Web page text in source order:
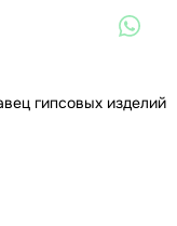
гипсовых изделий